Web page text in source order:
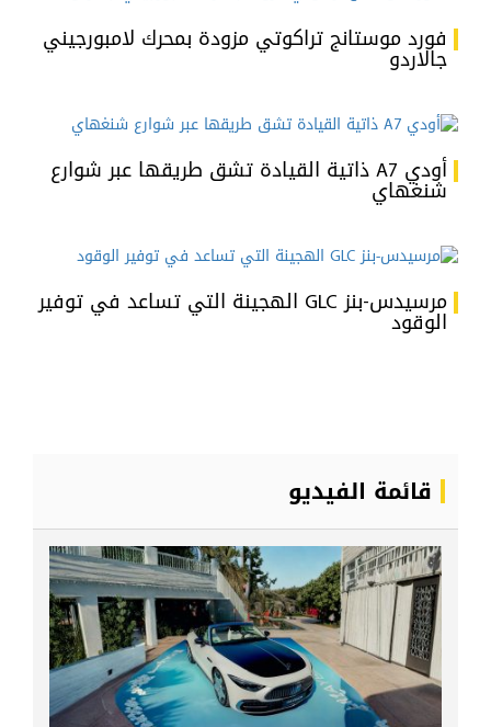
فورد موستانج تراكوتي مزودة بمحرك لامبورجيني
جالاردو
أودي A7 ذاتية القيادة تشق طريقها عبر شوارع
شنغهاي
مرسيدس-بنز GLC الهجينة التي تساعد في توفير
الوقود
قائمة الفيديو